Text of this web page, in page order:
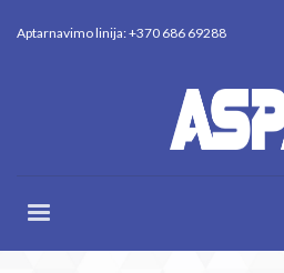
Aptarnavimo linija: +370 686 69288